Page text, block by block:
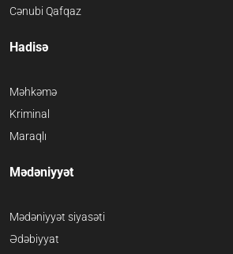
Cənubi Qafqaz
Hadisə
Məhkəmə
Kriminal
Maraqlı
Mədəniyyət
Mədəniyyət siyasəti
Ədəbiyyat